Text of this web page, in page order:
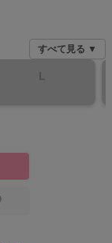
すべて見る ▼
L